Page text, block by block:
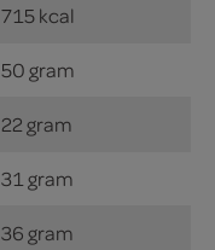
715 kcal
50 gram
22 gram
31 gram
36 gram